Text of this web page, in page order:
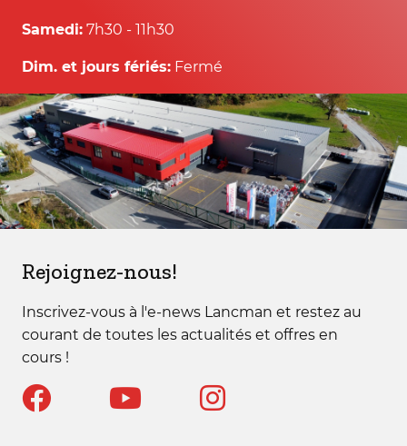
Samedi: 7h30 - 11h30
Dim. et jours fériés: Fermé
Rejoignez-nous!
Inscrivez-vous à l'e-news Lancman et restez au
courant de toutes les actualités et offres en
cours !